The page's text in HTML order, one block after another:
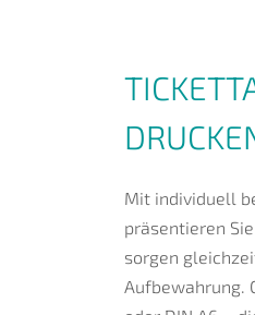
Mit individuell
präsentieren
sorgen
Aufbewahrung.